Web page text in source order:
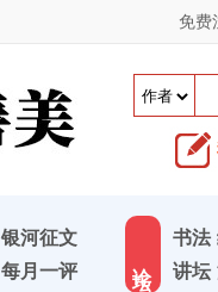
免费
银河征文
每月一评
书法
讲坛